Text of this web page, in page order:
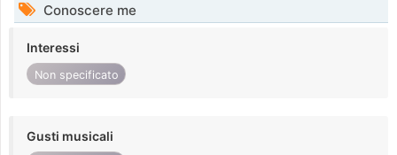
Conoscere me
Interessi
Non specificato
Gusti musicali